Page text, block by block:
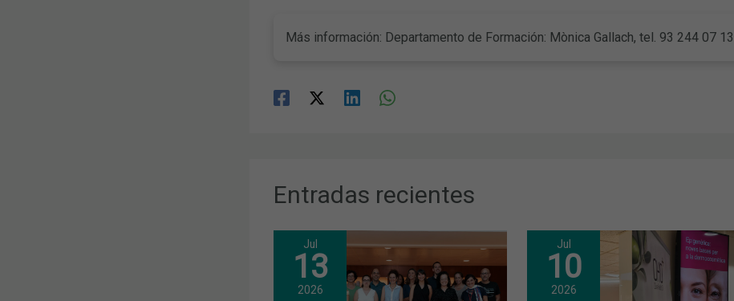
Más información: Departamento de Formación: Mònica Gallach, tel. 93 244 07 13
Entradas recientes
Jul
13
2026
Jul
10
2026